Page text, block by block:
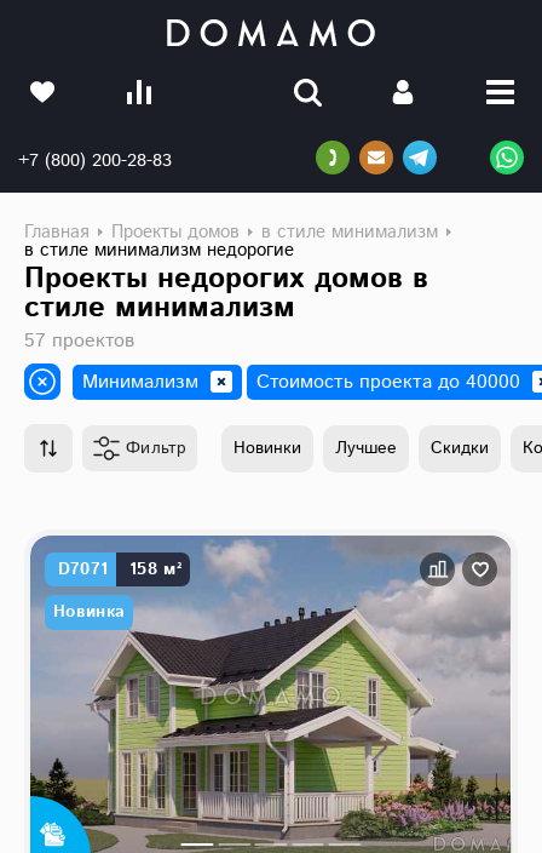
+7 (800) 200-28-83
Главная Проекты домов в стиле минимализм
в стиле минимализм недорогие
Проекты недорогих домов в
стиле минимализм
57 проектов
Минимализм
Стоимость проекта до 40000
Фильтр Новинки Лучшее Скидки
D7071
158 м²
Новинка